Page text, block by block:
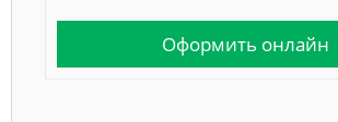
Оформить онлайн